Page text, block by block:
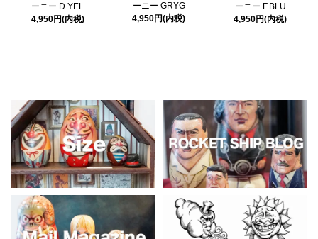
ーニー D.YEL
4,950円(内税)
ーニー GRYG
4,950円(内税)
ーニー F.BLU
4,950円(内税)